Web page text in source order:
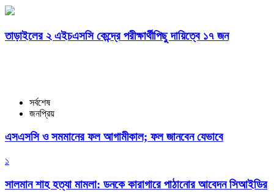
তাড়াইলের ২ এইচএসসি কেন্দ্রে পরীক্ষার্থীপিছু দায়িত্বে ১৭ জন
সর্বশেষ
জনপ্রিয়
এসএসসি ও সমমানের ফল আগামীকাল; ফল জানবেন যেভাবে
১
সালমান শাহ হত্যা মামলা: ডনকে কারাগারে পাঠানোর আবেদন সিআইডির